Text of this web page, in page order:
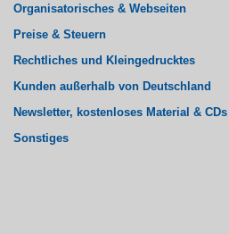
Organisatorisches & Webseiten
Preise & Steuern
Rechtliches und Kleingedrucktes
Kunden außerhalb von Deutschland
Newsletter, kostenloses Material & CDs
Sonstiges